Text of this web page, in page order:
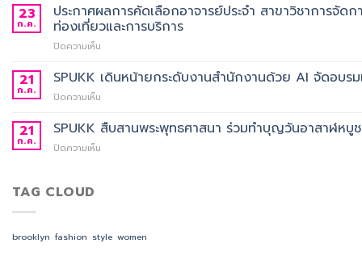
ครุย
ประจำ
2568
ผล
การ
คัด
ประจำ
จีน
23
ก.ค.
ประกาศผลการคัดเลือกอาจารย์ประจำ สาขาวิชาการจั
ท่องเที่ยวและการบริการ
ปิดความเห็น
ผล
อาจารย์
การ
21
ก.ค.
SPUKK เดินหน้ายกระดับงานสำนักงานด้วย AI จัดอบ
ปิดความเห็น
เดิน
จัด
21
ก.ค.
SPUKK สืบสานพระพุทธศาสนา ร่วมทำบุญวันอาสาฬหบู
ปิดความเห็น
วัน
TAG CLOUD
brooklyn fashion style women